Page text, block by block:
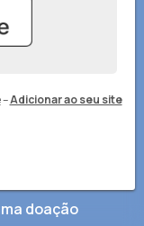
–Adicionar ao seu site
doação